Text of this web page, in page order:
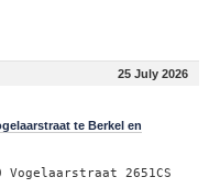
25 July 2026
te Berkel en
Vogelaarstraat 2651CS